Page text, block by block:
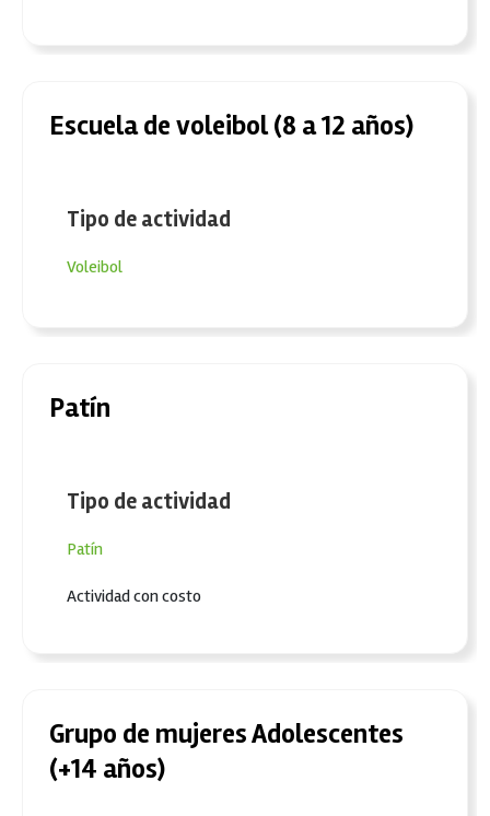
Escuela de voleibol (8 a 12 años)
Tipo de actividad
Voleibol
Patín
Tipo de actividad
Patín
Actividad con costo
Grupo de mujeres Adolescentes
(+14 años)